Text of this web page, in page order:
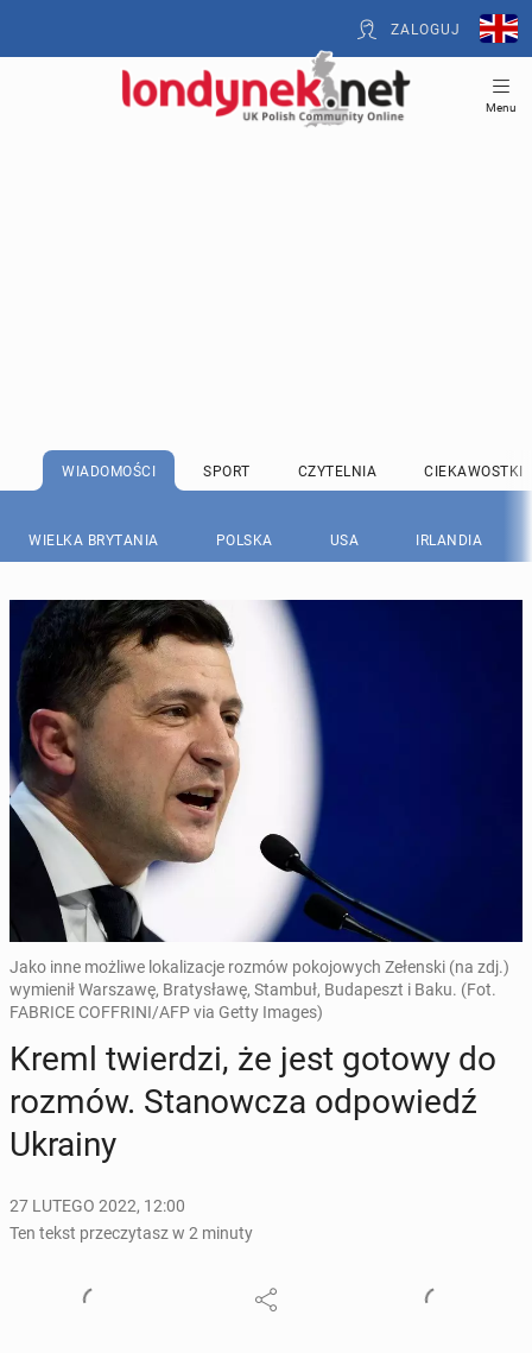
ZALOGUJ
Menu
WIADOMOŚCI SPORT CZYTELNIA CIEKAWOSTKI
WIELKA BRYTANIA POLSKA USA IRLANDIA
Jako inne możliwe lokalizacje rozmów pokojowych Zełenski (na zdj.)
wymienił Warszawę, Bratysławę, Stambuł, Budapeszt i Baku. (Fot.
FABRICE COFFRINI/AFP via Getty Images)
Kreml twier­dzi, że jest gotowy do
rozmów. Sta­now­cza od­po­wiedź
Ukrainy
27 LUTEGO 2022, 12:00
Ten tekst przeczytasz w 2 minuty